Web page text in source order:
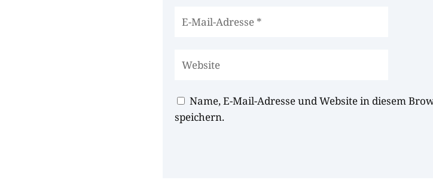
Name, E-Mail-Adresse und Website in diesem
speichern.